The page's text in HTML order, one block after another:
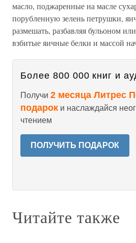
масло, поджаренные на масле
порубленную зелень петрушки,
размешать, разбавляя бульоном
взбитые яичные белки и массой
Более 800 000 книг и
Получи 2 месяца Литрес
подарок и наслаждайся
чтением
ПОЛУЧИТЬ ПОДАРОК
Читайте также